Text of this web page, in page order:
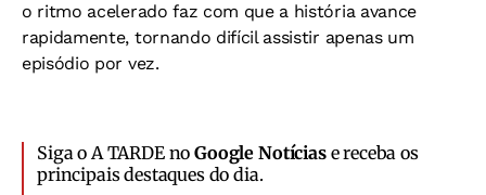
o ritmo acelerado faz com que a história avance
rapidamente, tornando difícil assistir apenas um
episódio por vez.
Siga o A TARDE noGoogle Notíciase receba os
principais destaques do dia.